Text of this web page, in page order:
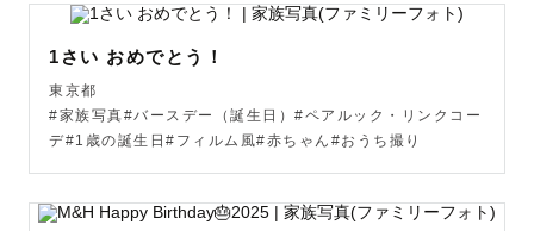
かは地元の人たちが好きな場所だったり地域のことを聴い
て巡るのが好きです◎
を聴くのがワクワクでもあり楽しみでもありますのでぜひ
1さい おめでとう！
東京都
#家族写真#バースデー（誕生日）#ペアルック・リンクコー
デ#1歳の誕生日#フィルム風#赤ちゃん#おうち撮り